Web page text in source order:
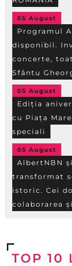
05 August
Programul
disponibil.
concerte,
Sfântu
05 August
Ediția
cu Piața
speciali
05 August
AlbertNBN
transformat
istoric. Cei
colaborarea
TOP 10